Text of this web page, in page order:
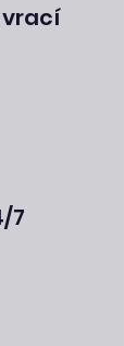
vrací
7